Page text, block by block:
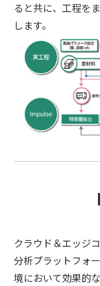
ると共に、工程を
します。
クラウド＆エッジ
分析プラットフォ
境において効果的